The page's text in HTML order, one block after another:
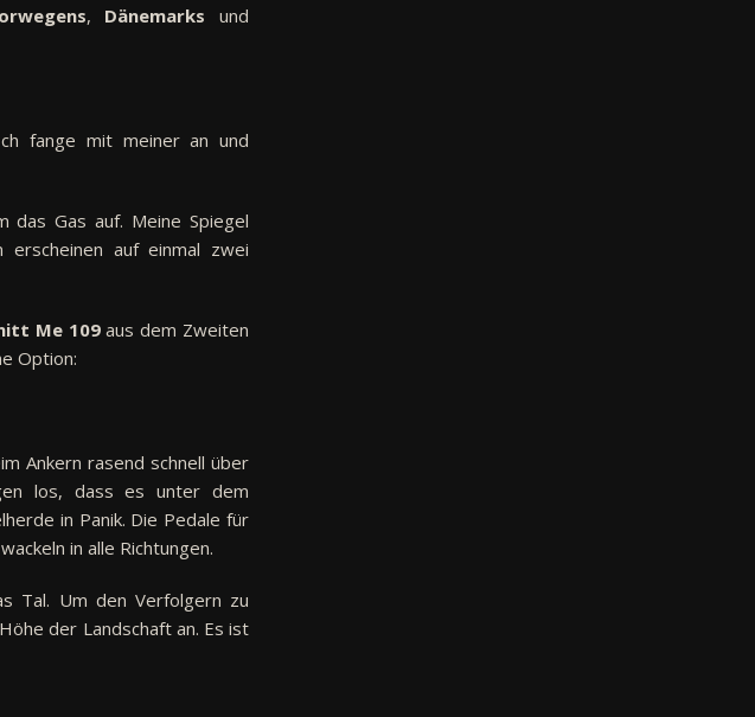
, Dänemarks und
fange mit meiner an und
das Gas auf. Meine Spiegel
auf einmal zwei
Me 109aus dem Zweiten
Option:
Ankern rasend schnell über
los, dass es unter dem
in Panik. Die Pedale für
in alle Richtungen.
Tal. Um den Verfolgern zu
der Landschaft an. Es ist